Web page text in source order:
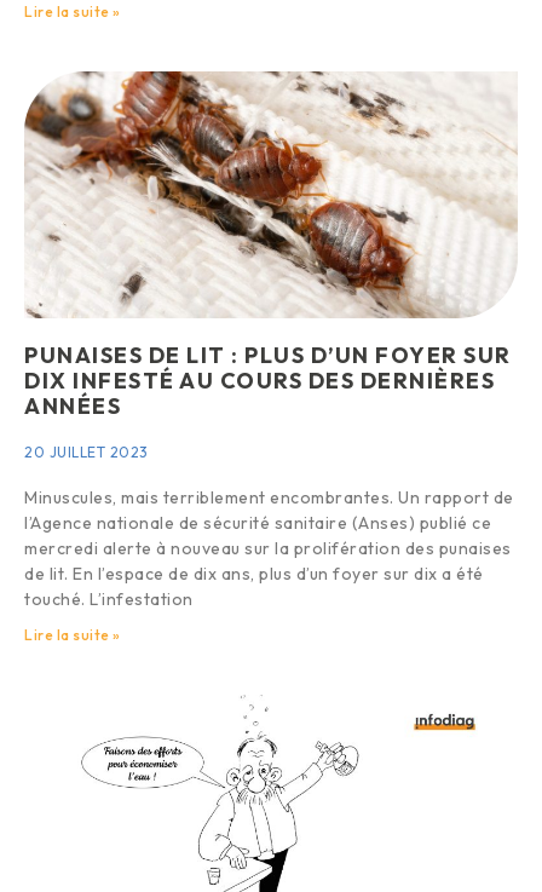
Lire la suite »
PUNAISES DE LIT : PLUS D’UN FOYER SUR
DIX INFESTÉ AU COURS DES DERNIÈRES
ANNÉES
20 JUILLET 2023
Minuscules, mais terriblement encombrantes. Un rapport de
l’Agence nationale de sécurité sanitaire (Anses) publié ce
mercredi alerte à nouveau sur la prolifération des punaises
de lit. En l’espace de dix ans, plus d’un foyer sur dix a été
touché. L’infestation
Lire la suite »